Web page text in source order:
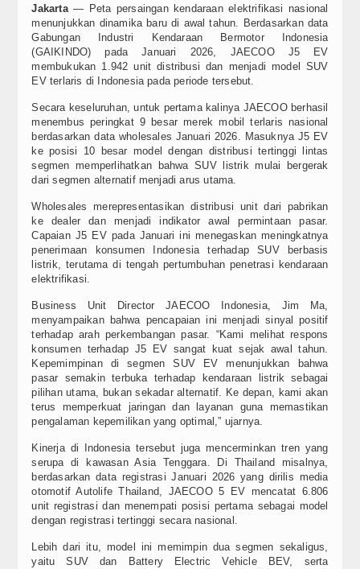
Video
Home Audio & Visual
Jakarta— Peta persaingan kendaraan elektrifikasi nasional
menunjukkan dinamika baru di awal tahun. Berdasarkan data
Gabungan Industri Kendaraan Bermotor Indonesia
(GAIKINDO) pada Januari 2026, JAECOO J5 EV
membukukan 1.942 unit distribusi dan menjadi model SUV
EV terlaris di Indonesia pada periode tersebut.
Secara keseluruhan, untuk pertama kalinya JAECOO berhasil
menembus peringkat 9 besar merek mobil terlaris nasional
berdasarkan data wholesales Januari 2026. Masuknya J5 EV
ke posisi 10 besar model dengan distribusi tertinggi lintas
segmen memperlihatkan bahwa SUV listrik mulai bergerak
dari segmen alternatif menjadi arus utama.
Wholesales merepresentasikan distribusi unit dari pabrikan
ke dealer dan menjadi indikator awal permintaan pasar.
Capaian J5 EV pada Januari ini menegaskan meningkatnya
penerimaan konsumen Indonesia terhadap SUV berbasis
listrik, terutama di tengah pertumbuhan penetrasi kendaraan
elektrifikasi.
Business Unit Director JAECOO Indonesia, Jim Ma,
menyampaikan bahwa pencapaian ini menjadi sinyal positif
terhadap arah perkembangan pasar. “Kami melihat respons
konsumen terhadap J5 EV sangat kuat sejak awal tahun.
Kepemimpinan di segmen SUV EV menunjukkan bahwa
pasar semakin terbuka terhadap kendaraan listrik sebagai
pilihan utama, bukan sekadar alternatif. Ke depan, kami akan
terus memperkuat jaringan dan layanan guna memastikan
pengalaman kepemilikan yang optimal,” ujarnya.
Kinerja di Indonesia tersebut juga mencerminkan tren yang
serupa di kawasan Asia Tenggara. Di Thailand misalnya,
berdasarkan data registrasi Januari 2026 yang dirilis media
otomotif Autolife Thailand, JAECOO 5 EV mencatat 6.806
unit registrasi dan menempati posisi pertama sebagai model
dengan registrasi tertinggi secara nasional.
Lebih dari itu, model ini memimpin dua segmen sekaligus,
yaitu SUV dan Battery Electric Vehicle BEV, serta